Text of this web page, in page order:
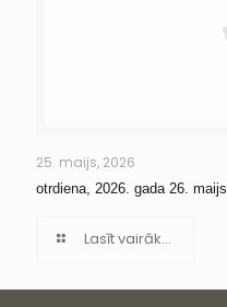
25. maijs, 2026
otrdiena, 2026. gada 26. maijs
Lasīt vairāk...